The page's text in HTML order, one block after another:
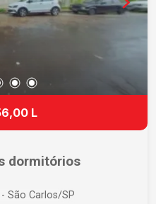
L
dormitórios
São Carlos/SP